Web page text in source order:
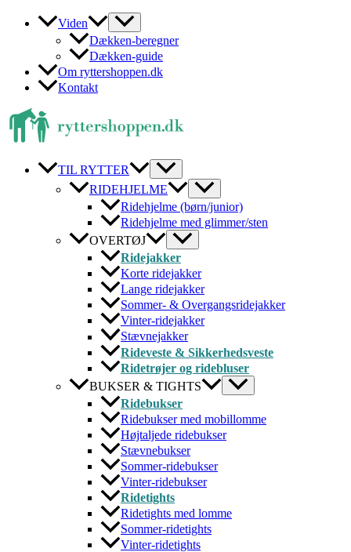
Viden
Dækken-beregner
Dækken-guide
Om ryttershoppen.dk
Kontakt
TIL RYTTER
RIDEHJELME
Ridehjelme (børn/junior)
Ridehjelme med glimmer/sten
OVERTØJ
Ridejakker
Korte ridejakker
Lange ridejakker
Sommer- & Overgangsridejakker
Vinter-ridejakker
Stævnejakker
Rideveste & Sikkerhedsveste
Ridetrøjer og ridebluser
BUKSER & TIGHTS
Ridebukser
Ridebukser med mobillomme
Højtaljede ridebukser
Stævnebukser
Sommer-ridebukser
Vinter-ridebukser
Ridetights
Ridetights med lomme
Sommer-ridetights
Vinter-ridetights